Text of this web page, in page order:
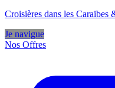
Croisières dans les Caraïbes
Je navigue
Nos Offres